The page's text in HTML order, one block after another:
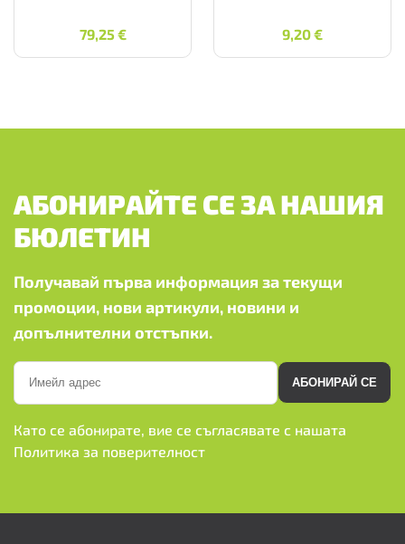
79,25€
79,25 9,20€
9,20 €
АБОНИРАЙТЕ СЕ ЗА НАШИЯ
БЮЛЕТИН
Получавай първа информация за текущи
промоции, нови артикули, новини и
допълнителни отстъпки.
АБОНИРАЙ СЕ
Като се абонирате, вие се съгласявате с нашата
Политика за поверителност